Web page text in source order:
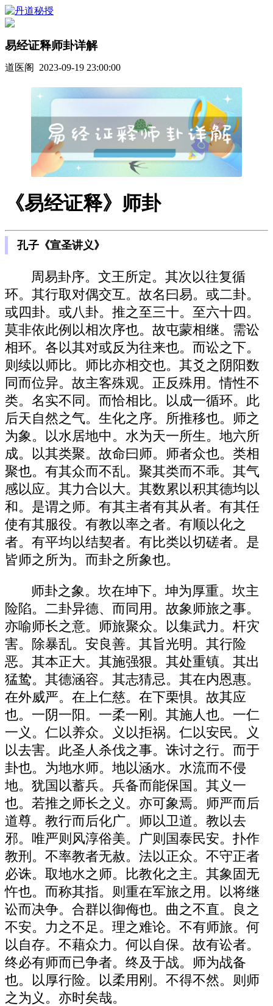
易经证释师卦详解
道医阁 2023-09-19 23:00:00
《易经证释》师卦
孔子《宣圣讲义》
周易卦序。文王所定。其次以往复循
环。其行取对偶交互。故名曰易。或二卦。
或四卦。或八卦。推之至三十。至六十四。
莫非依此例以相次序也。故屯蒙相继。需讼
相环。各以其对或反为往来也。而讼之下。
则续以师比。师比亦相交也。其爻之阴阳数
同而位异。故主客殊观。正反殊用。情性不
类。名实不同。而恰相比。以成一循环。此
后天自然之气。生化之序。所推移也。师之
为象。以水居地中。水为天一所生。地六所
成。以其类聚。故命曰师。师者众也。类相
聚也。有其众而不乱。聚其类而不乖。其气
感以应。其力合以大。其数累以积其德均以
和。是谓之师。有其主者有其从者。有其任
使有其服役。有教以率之者。有顺以化之
者。有平均以结契者。有比类以切磋者。是
皆师之所为。而卦之所象也。
师卦之象。坎在坤下。坤为厚重。坎主
险陷。二卦异德、而同用。故象师旅之事。
亦喻师长之意。师旅聚众。以集武力。杆灾
害。除暴乱。安良善。其旨光明。其行险
恶。其本正大。其施强狠。其处重镇。其出
猛鸷。其德涵容。其志猜忌。其在内恩惠。
在外威严。在上仁慈。在下栗惧。故其应
也。一阴一阳。一柔一刚。其施人也。一仁
一义。仁以养众。义以拒祸。仁以安民。义
以去害。此圣人杀伐之事。诛讨之行。而于
卦也。为地水师。地以涵水。水流而不侵
地。犹国以蓄兵。兵备而能保国。其义一
也。若推之师长之义。亦可象焉。师严而后
道尊。教行而后化广。师以卫道。教以去
邪。唯严则风淳俗美。广则国泰民安。扑作
教刑。不率教者无赦。法以正众。不守正者
必诛。取地水之师。比教化之主。其象固无
忤也。而称其指。则重在军旅之用。以将继
讼而决争。合群以御侮也。曲之不直。良之
不安。力之不足。理之难论。不有师旅。何
以自存。不藉众力。何以自保。故有讼者。
终必有师而已争者。终及于战。师为战备
也。以厚行险。以柔用刚。不得不然。则师
之为义。亦时矣哉。